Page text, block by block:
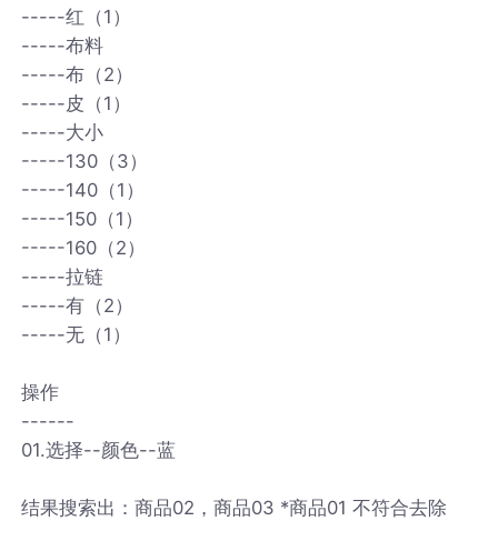
-----红（1）
-----布料
-----布（2）
-----皮（1）
-----大小
-----130（3）
-----140（1）
-----150（1）
-----160（2）
-----拉链
-----有（2）
-----无（1）
操作
------
01.选择--颜色--蓝
结果搜索出：商品02，商品03 *商品01 不符合去除